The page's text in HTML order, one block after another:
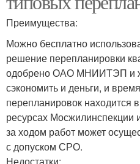
Преимущества:
Можно бесплатно
решение перепланировки
одобрено ОАО МНИИТЭП и
сэкономить и деньги, и
перепланировок находится
ресурсах
за ходом работ может
с допуском СРО.